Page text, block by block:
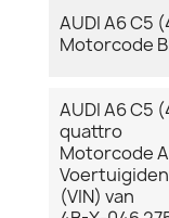
AUDI A6 C5
Motorcode
AUDI A6 C5
quattro
Motorcode
(VIN) van